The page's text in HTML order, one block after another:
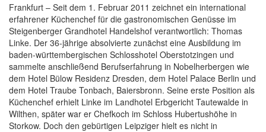
Frankfurt – Seit dem 1. Februar 2011 zeichnet ein international
erfahrener Küchenchef für die gastronomischen Genüsse im
Steigenberger Grandhotel Handelshof verantwortlich: Thomas
Linke. Der 36-jährige absolvierte zunächst eine Ausbildung im
baden-württembergischen Schlosshotel Oberstotzingen und
sammelte anschließend Berufserfahrung in Nobelherbergen wie
dem Hotel Bülow Residenz Dresden, dem Hotel Palace Berlin und
dem Hotel Traube Tonbach, Baiersbronn. Seine erste Position als
Küchenchef erhielt Linke im Landhotel Erbgericht Tautewalde in
Wilthen, später war er Chefkoch im Schloss Hubertushöhe in
Storkow. Doch den gebürtigen Leipziger hielt es nicht in